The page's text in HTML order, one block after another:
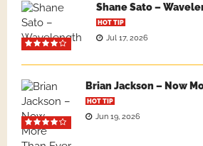
Shane Sato –
HOT TIP
Jul 17, 2026
Brian Jackson – Now
HOT TIP
Jun 19, 2026